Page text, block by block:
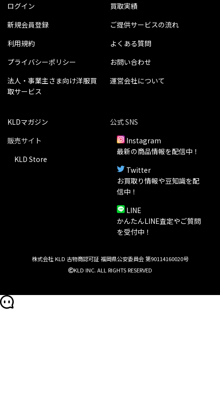
ログイン
新規会員登録
利用規約
プライバシーポリシー
法人・事業主さま向け洋服買
取サービス
買取実績
ご提供サービスの流れ
よくある質問
お問い合わせ
運営会社について
KLDマガジン
販売サイト
KLD Store
公式 SNS
Instagram
最新の商品情報を配信中！
Twitter
お買取り情報や豆知識を配
信中！
LINE
かんたんLINE査定やご質問
を受付中！
株式会社 KLD 古物商認可証 福岡県公安委員会 第90114160020号
KLD INC. ALL RIGHTS RESERVED